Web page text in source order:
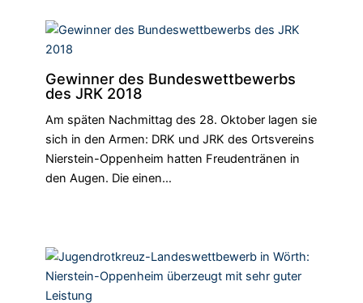
Gewinner des Bundeswettbewerbs
des JRK 2018
Am späten Nachmittag des 28. Oktober lagen sie
sich in den Armen: DRK und JRK des Ortsvereins
Nierstein-Oppenheim hatten Freudentränen in
den Augen. Die einen…